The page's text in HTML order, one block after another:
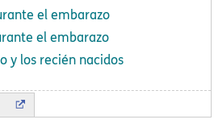
el embarazo
el embarazo
y los recién nacidos